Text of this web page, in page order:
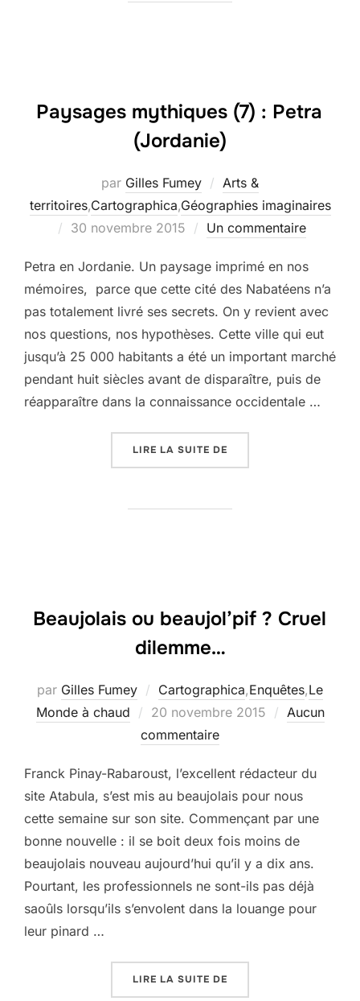
Paysages mythiques (7) : Petra
(Jordanie)
par Gilles Fumey
Arts &
territoires,Cartographica,Géographies imaginaires
Publié
30 novembre 2015 Un commentaire
Petra en Jordanie. Un paysage imprimé en nos
mémoires, parce que cette cité des Nabatéens n’a
pas totalement livré ses secrets. On y revient avec
nos questions, nos hypothèses. Cette ville qui eut
jusqu’à 25 000 habitants a été un important marché
pendant huit siècles avant de disparaître, puis de
réapparaître dans la connaissance occidentale …
LIRE LA SUITE DE
Beaujolais ou beaujol’pif ? Cruel
dilemme…
par Gilles Fumey Cartographica,Enquêtes,Le
Monde à chaud
Publié
le
20 novembre 2015
Aucun
commentaire
Franck Pinay-Rabaroust, l’excellent rédacteur du
site Atabula, s’est mis au beaujolais pour nous
cette semaine sur son site. Commençant par une
bonne nouvelle : il se boit deux fois moins de
beaujolais nouveau aujourd’hui qu’il y a dix ans.
Pourtant, les professionnels ne sont-ils pas déjà
saoûls lorsqu’ils s’envolent dans la louange pour
leur pinard …
LIRE LA SUITE DE